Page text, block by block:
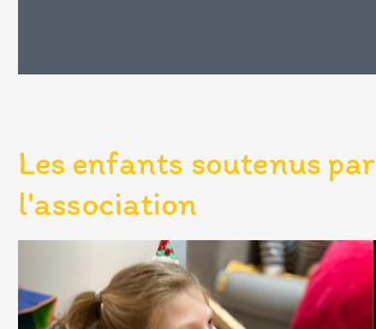
Les enfants soutenus par
l'association
Previous